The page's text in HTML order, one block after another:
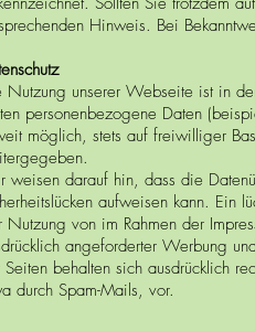
Hinweis. Bei
Nutzung unserer Webseite ist in
personenbezogene Daten
möglich, stets auf freiwilliger
weisen darauf hin, dass die
aufweisen kann. Ein
Nutzung von im Rahmen der
angeforderter Werbung
Seiten behalten sich ausdrücklich
durch Spam-Mails, vor.